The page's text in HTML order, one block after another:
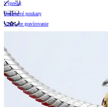
Výpredaj
Darčekové poukazy
Vzory pre gravírovanie